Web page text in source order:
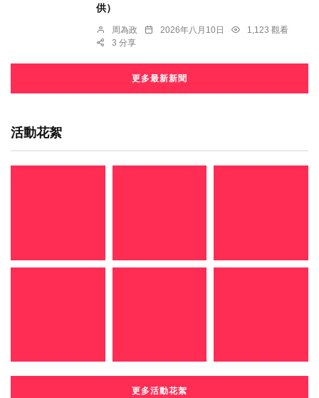
供）
周為政 2026年八月10日
1,123 觀看
3 分享
更多最新新聞
活動花絮
更多活動花絮